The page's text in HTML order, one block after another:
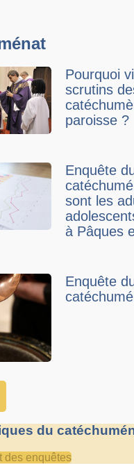
Pourquoi
scrutins
paroisse ?
Enquête
sont les
à Pâques
Enquête
du
des enquêtes